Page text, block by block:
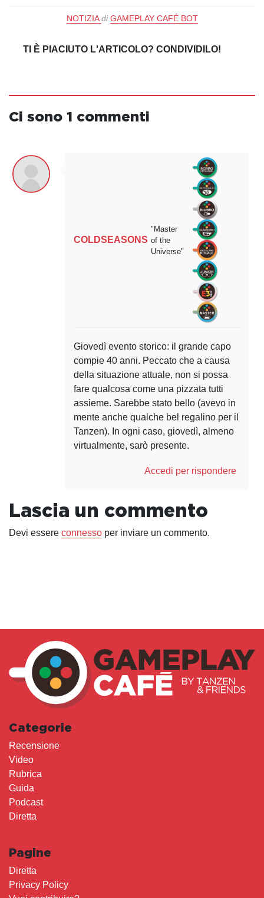
NOTIZIA di GAMEPLAY CAFÉ BOT
TI È PIACIUTO L'ARTICOLO? CONDIVIDILO!
Ci sono 1 commenti
COLDSEASONS
"Master
of the
Universe"
Giovedì evento storico: il grande capo
compie 40 anni. Peccato che a causa
della situazione attuale, non si possa
fare qualcosa come una pizzata tutti
assieme. Sarebbe stato bello (avevo in
mente anche qualche bel regalino per il
Tanzen). In ogni caso, giovedì, almeno
virtualmente, sarò presente.
Accedi per rispondere
Lascia un commento
Devi essere connesso per inviare un commento.
Categorie
Recensione
Video
Rubrica
Guida
Podcast
Diretta
Pagine
Diretta
Privacy Policy